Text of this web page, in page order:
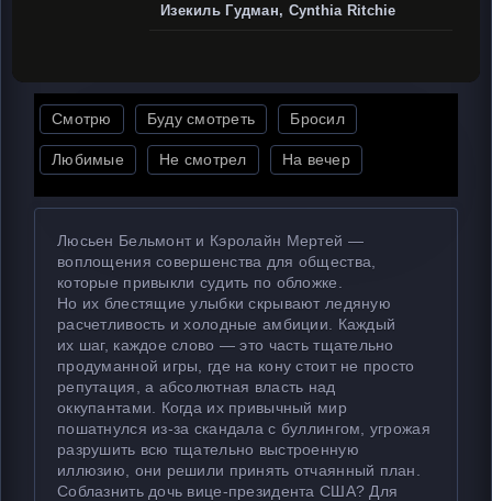
Изекиль Гудман, Cynthia Ritchie
Смотрю Буду смотреть Бросил
Любимые Не смотрел На вечер
Люсьен Бельмонт и Кэролайн Мертей —
воплощения совершенства для общества,
которые привыкли судить по обложке.
Но их блестящие улыбки скрывают ледяную
расчетливость и холодные амбиции. Каждый
их шаг, каждое слово — это часть тщательно
продуманной игры, где на кону стоит не просто
репутация, а абсолютная власть над
оккупантами. Когда их привычный мир
пошатнулся из-за скандала с буллингом, угрожая
разрушить всю тщательно выстроенную
иллюзию, они решили принять отчаянный план.
Соблазнить дочь вице-президента США? Для